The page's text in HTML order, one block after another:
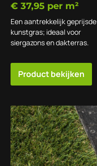
€ 37,95 per m²
Een aantrekkelijk geprijsde
kunstgras; ideaal voor
siergazons en dakterras.
Product bekijken